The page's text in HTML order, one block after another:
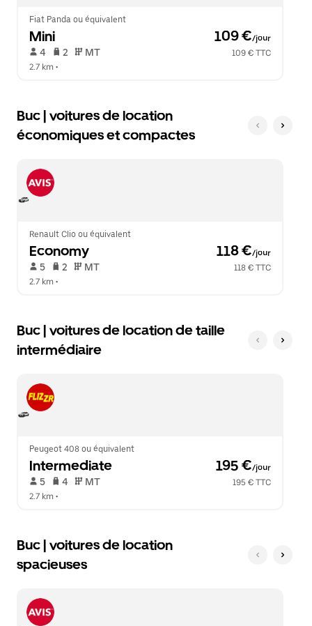
calendrier.
Fiat Panda ou équivalent
Mini 109 €/jour
4 2 MT
109 € TTC
2.7 km •
Buc | voitures de location
économiques et compactes
Renault Clio ou équivalent
Economy 118 €/jour
5 2 MT
118 € TTC
2.7 km •
Buc | voitures de location de taille
intermédiaire
Peugeot 408 ou équivalent
Intermediate 195 €/jour
5 4 MT
195 € TTC
2.7 km •
Buc | voitures de location
spacieuses